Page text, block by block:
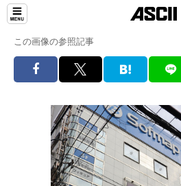
この画像の参照記事